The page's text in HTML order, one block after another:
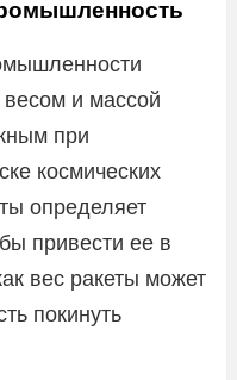
и массой
при
космических
определяет
привести ее в
вес ракеты может
покинуть